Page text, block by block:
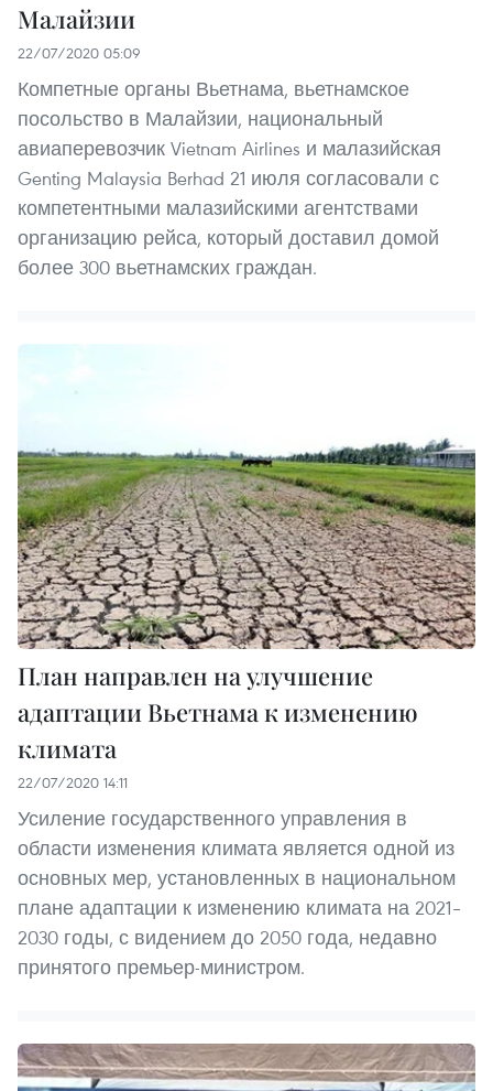
Малайзии
22/07/2020 05:09
Компетные органы Вьетнама, вьетнамское
посольство в Малайзии, национальный
авиаперевозчик Vietnam Airlines и малазийская
Genting Malaysia Berhad 21 июля согласовали с
компетентными малазийскими агентствами
организацию рейса, который доставил домой
более 300 вьетнамских граждан.
План направлен на улучшение
адаптации Вьетнама к изменению
климата
22/07/2020 14:11
Усиление государственного управления в
области изменения климата является одной из
основных мер, установленных в национальном
плане адаптации к изменению климата на 2021–
2030 годы, с видением до 2050 года, недавно
принятого премьер-министром.